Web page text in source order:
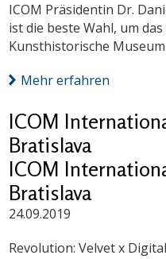
ICOM Präsidentin Dr.
ist die beste Wahl, um
Kunsthistorische
Mehr erfahren
ICOM
Bratislava
ICOM
Bratislava
24.09.2019
Revolution: Velvet x